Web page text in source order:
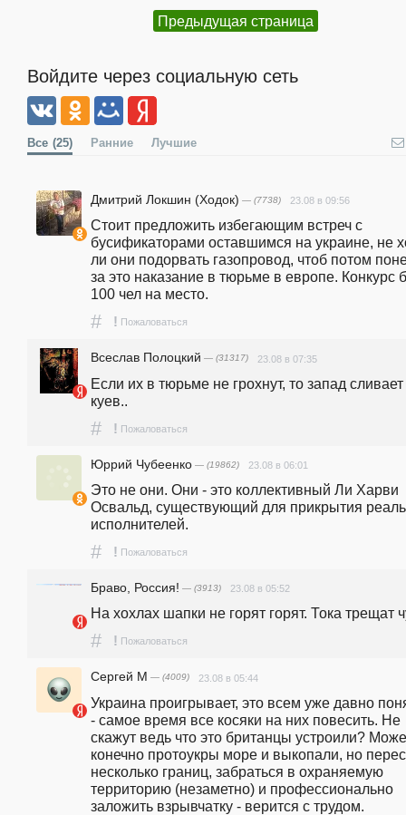
Предыдущая страница
Войдите через социальную сеть
Все (25) Ранние Лучшие
Дмитрий Локшин (Ходок) — (7738) 23.08 в 09:56
Стоит предложить избегающим встреч с
бусификаторами оставшимся на украине, не
ли они подорвать газопровод, чтоб потом
за это наказание в тюрьме в европе. Конкурс
100 чел на место.
# ! Пожаловаться
Всеслав Полоцкий — (31317) 23.08 в 07:35
Если их в тюрьме не грохнут, то запад сливает
куев..
# ! Пожаловаться
Юррий Чубеенко — (19862) 23.08 в 06:01
Это не они. Они - это коллективный Ли Харви
Освальд, существующий для прикрытия
исполнителей.
# ! Пожаловаться
Браво, Россия! — (3913) 23.08 в 05:52
На хохлах шапки не горят горят. Тока трещат
# ! Пожаловаться
Сергей М — (4009) 23.08 в 05:44
Украина проигрывает, это всем уже давно
- самое время все косяки на них повесить. Не
скажут ведь что это британцы устроили?
конечно протоукры море и выкопали, но
несколько границ, забраться в охраняемую
территорию (незаметно) и профессионально
заложить взрывчатку - верится с трудом.